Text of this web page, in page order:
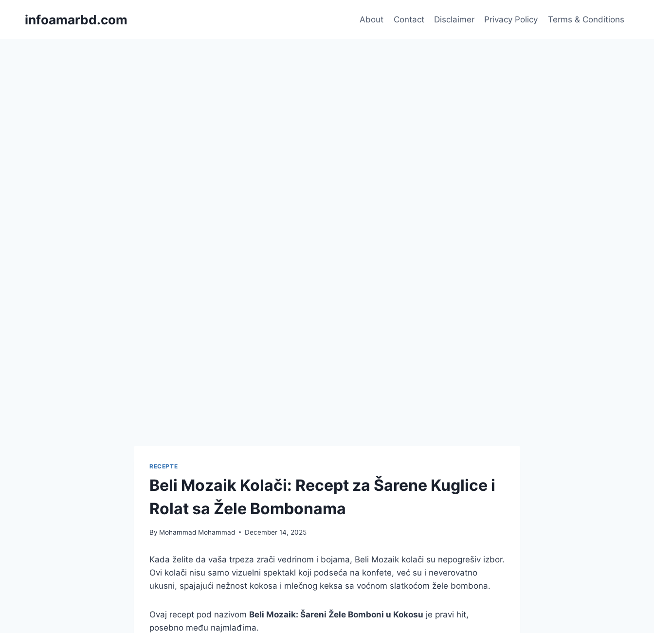
infoamarbd.com About Contact Disclaimer Privacy Policy Terms & Conditions
RECEPTE
Beli Mozaik Kolači: Recept za Šarene Kuglice i
Rolat sa Žele Bombonama
By Mohammad Mohammad December 14, 2025
Kada želite da vaša trpeza zrači vedrinom i bojama, Beli Mozaik kolači su nepogrešiv izbor.
Ovi kolači nisu samo vizuelni spektakl koji podseća na konfete, već su i neverovatno
ukusni, spajajući nežnost kokosa i mlečnog keksa sa voćnom slatkoćom žele bombona.
Ovaj recept pod nazivom Beli Mozaik: Šareni Žele Bomboni u Kokosu je pravi hit,
posebno među najmlađima.